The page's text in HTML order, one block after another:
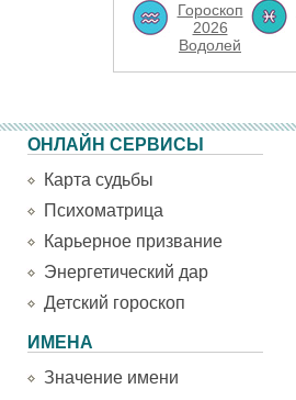
Гороскоп
2026
Водолей
ОНЛАЙН СЕРВИСЫ
Карта судьбы
Психоматрица
Карьерное призвание
Энергетический дар
Детский гороскоп
ИМЕНА
Значение имени